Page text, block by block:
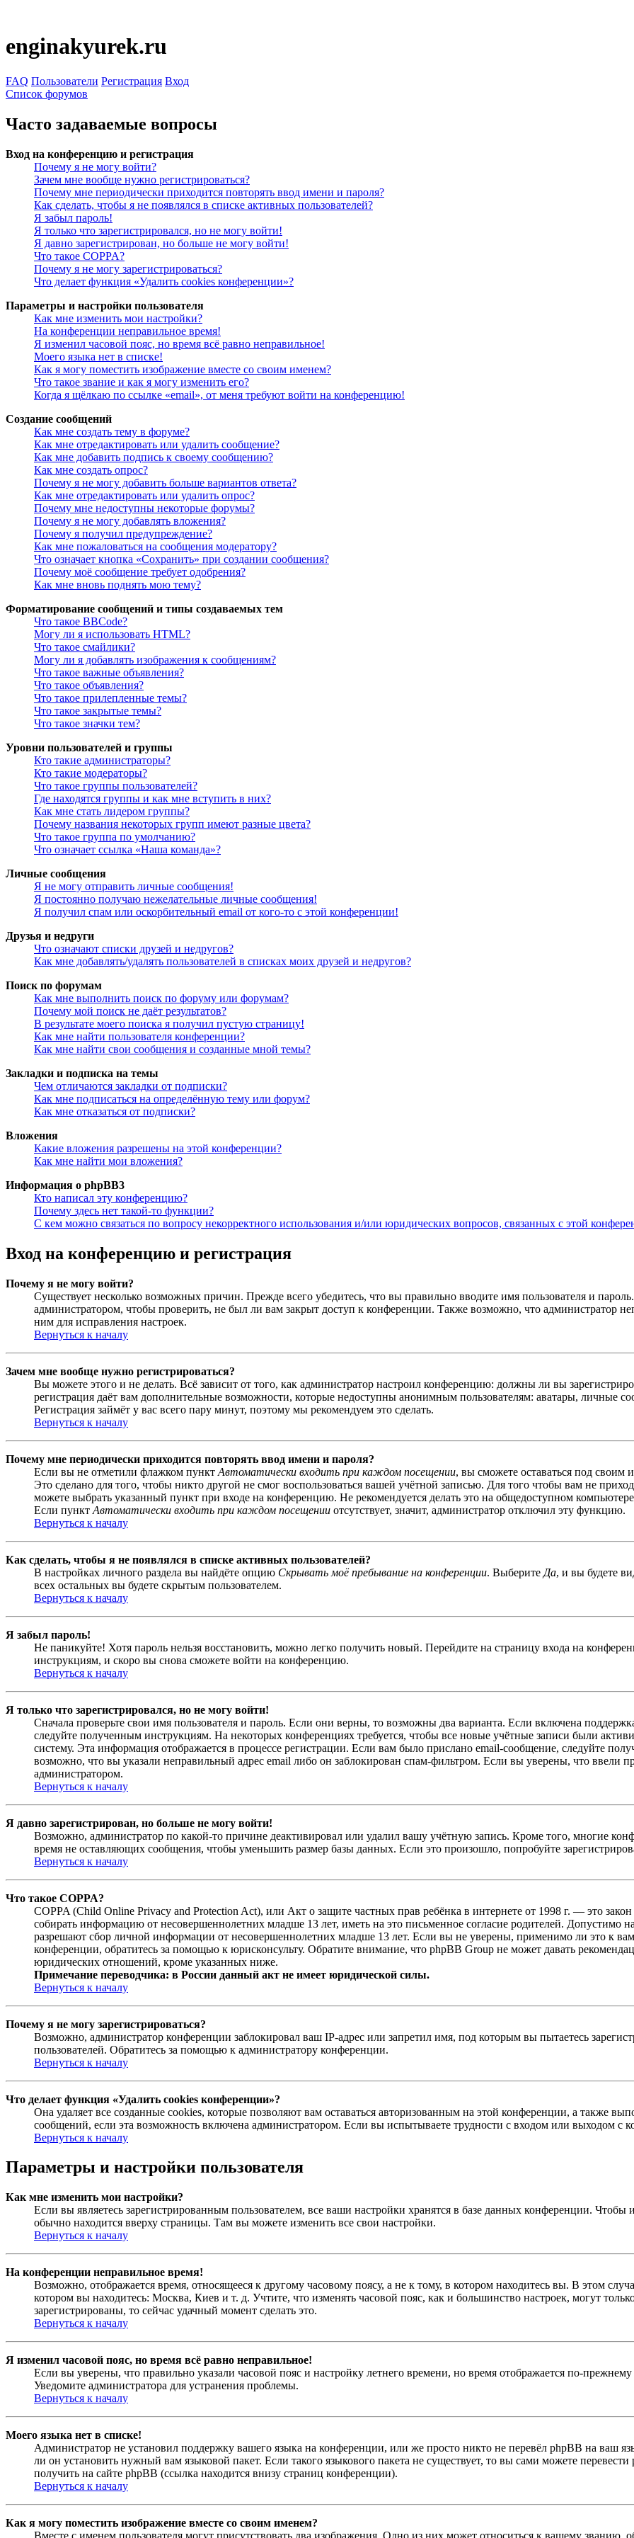
enginakyurek.ru
FAQ Пользователи Регистрация Вход
Список форумов
Часто задаваемые вопросы
Вход на конференцию и регистрация
Почему я не могу войти?
Зачем мне вообще нужно регистрироваться?
Почему мне периодически приходится повторять ввод имени и пароля?
Как сделать, чтобы я не появлялся в списке активных пользователей?
Я забыл пароль!
Я только что зарегистрировался, но не могу войти!
Я давно зарегистрирован, но больше не могу войти!
Что такое COPPA?
Почему я не могу зарегистрироваться?
Что делает функция «Удалить cookies конференции»?
Параметры и настройки пользователя
Как мне изменить мои настройки?
На конференции неправильное время!
Я изменил часовой пояс, но время всё равно неправильное!
Моего языка нет в списке!
Как я могу поместить изображение вместе со своим именем?
Что такое звание и как я могу изменить его?
Когда я щёлкаю по ссылке «email», от меня требуют войти на конференцию!
Создание сообщений
Как мне создать тему в форуме?
Как мне отредактировать или удалить сообщение?
Как мне добавить подпись к своему сообщению?
Как мне создать опрос?
Почему я не могу добавить больше вариантов ответа?
Как мне отредактировать или удалить опрос?
Почему мне недоступны некоторые форумы?
Почему я не могу добавлять вложения?
Почему я получил предупреждение?
Как мне пожаловаться на сообщения модератору?
Что означает кнопка «Сохранить» при создании сообщения?
Почему моё сообщение требует одобрения?
Как мне вновь поднять мою тему?
Форматирование сообщений и типы создаваемых тем
Что такое BBCode?
Могу ли я использовать HTML?
Что такое смайлики?
Могу ли я добавлять изображения к сообщениям?
Что такое важные объявления?
Что такое объявления?
Что такое прилепленные темы?
Что такое закрытые темы?
Что такое значки тем?
Уровни пользователей и группы
Кто такие администраторы?
Кто такие модераторы?
Что такое группы пользователей?
Где находятся группы и как мне вступить в них?
Как мне стать лидером группы?
Почему названия некоторых групп имеют разные цвета?
Что такое группа по умолчанию?
Что означает ссылка «Наша команда»?
Личные сообщения
Я не могу отправить личные сообщения!
Я постоянно получаю нежелательные личные сообщения!
Я получил спам или оскорбительный email от кого-то с этой конференции!
Друзья и недруги
Что означают списки друзей и недругов?
Как мне добавлять/удалять пользователей в списках моих друзей и недругов?
Поиск по форумам
Как мне выполнить поиск по форуму или форумам?
Почему мой поиск не даёт результатов?
В результате моего поиска я получил пустую страницу!
Как мне найти пользователя конференции?
Как мне найти свои сообщения и созданные мной темы?
Закладки и подписка на темы
Чем отличаются закладки от подписки?
Как мне подписаться на определённую тему или форум?
Как мне отказаться от подписки?
Вложения
Какие вложения разрешены на этой конференции?
Как мне найти мои вложения?
Информация о phpBB3
Кто написал эту конференцию?
Почему здесь нет такой-то функции?
С кем можно связаться по вопросу некорректного использования и/или юридических вопросов, связанных с этой
Вход на конференцию и регистрация
Почему я не могу войти?
Существует несколько возможных причин. Прежде всего убедитесь, что вы правильно вводите имя пользователя и
администратором, чтобы проверить, не был ли вам закрыт доступ к конференции. Также возможно, что администратор
ним для исправления настроек.
Вернуться к началу
Зачем мне вообще нужно регистрироваться?
Вы можете этого и не делать. Всё зависит от того, как администратор настроил конференцию: должны ли вы
регистрация даёт вам дополнительные возможности, которые недоступны анонимным пользователям: аватары, личные
Регистрация займёт у вас всего пару минут, поэтому мы рекомендуем это сделать.
Вернуться к началу
Почему мне периодически приходится повторять ввод имени и пароля?
Если вы не отметили флажком пункт Автоматически входить при каждом посещении, вы сможете оставаться под своим
Это сделано для того, чтобы никто другой не смог воспользоваться вашей учётной записью. Для того чтобы вам не
можете выбрать указанный пункт при входе на конференцию. Не рекомендуется делать это на общедоступном
Если пункт Автоматически входить при каждом посещении отсутствует, значит, администратор отключил эту функцию.
Вернуться к началу
Как сделать, чтобы я не появлялся в списке активных пользователей?
В настройках личного раздела вы найдёте опцию Скрывать моё пребывание на конференции. Выберите Да, и вы будете
всех остальных вы будете скрытым пользователем.
Вернуться к началу
Я забыл пароль!
Не паникуйте! Хотя пароль нельзя восстановить, можно легко получить новый. Перейдите на страницу входа на
инструкциям, и скоро вы снова сможете войти на конференцию.
Вернуться к началу
Я только что зарегистрировался, но не могу войти!
Сначала проверьте свои имя пользователя и пароль. Если они верны, то возможны два варианта. Если включена
следуйте полученным инструкциям. На некоторых конференциях требуется, чтобы все новые учётные записи были
систему. Эта информация отображается в процессе регистрации. Если вам было прислано email-сообщение, следуйте
возможно, что вы указали неправильный адрес email либо он заблокирован спам-фильтром. Если вы уверены, что ввели
администратором.
Вернуться к началу
Я давно зарегистрирован, но больше не могу войти!
Возможно, администратор по какой-то причине деактивировал или удалил вашу учётную запись. Кроме того, многие
время не оставляющих сообщения, чтобы уменьшить размер базы данных. Если это произошло, попробуйте
Вернуться к началу
Что такое COPPA?
COPPA (Child Online Privacy and Protection Act), или Акт о защите частных прав ребёнка в интернете от 1998 г. — это
собирать информацию от несовершеннолетних младше 13 лет, иметь на это письменное согласие родителей. Допустимо
разрешают сбор личной информации от несовершеннолетних младше 13 лет. Если вы не уверены, применимо ли это к
конференции, обратитесь за помощью к юрисконсульту. Обратите внимание, что phpBB Group не может давать
юридических отношений, кроме указанных ниже.
Примечание переводчика: в России данный акт не имеет юридической силы.
Вернуться к началу
Почему я не могу зарегистрироваться?
Возможно, администратор конференции заблокировал ваш IP-адрес или запретил имя, под которым вы пытаетесь
пользователей. Обратитесь за помощью к администратору конференции.
Вернуться к началу
Что делает функция «Удалить cookies конференции»?
Она удаляет все созданные cookies, которые позволяют вам оставаться авторизованным на этой конференции, а также
сообщений, если эта возможность включена администратором. Если вы испытываете трудности с входом или выходом с
Вернуться к началу
Параметры и настройки пользователя
Как мне изменить мои настройки?
Если вы являетесь зарегистрированным пользователем, все ваши настройки хранятся в базе данных конференции. Чтобы
обычно находится вверху страницы. Там вы можете изменить все свои настройки.
Вернуться к началу
На конференции неправильное время!
Возможно, отображается время, относящееся к другому часовому поясу, а не к тому, в котором находитесь вы. В этом
котором вы находитесь: Москва, Киев и т. д. Учтите, что изменять часовой пояс, как и большинство настроек, могут
зарегистрированы, то сейчас удачный момент сделать это.
Вернуться к началу
Я изменил часовой пояс, но время всё равно неправильное!
Если вы уверены, что правильно указали часовой пояс и настройку летнего времени, но время отображается по-
Уведомите администратора для устранения проблемы.
Вернуться к началу
Моего языка нет в списке!
Администратор не установил поддержку вашего языка на конференции, или же просто никто не перевёл phpBB на ваш
ли он установить нужный вам языковой пакет. Если такого языкового пакета не существует, то вы сами можете
получить на сайте phpBB (ссылка находится внизу страниц конференции).
Вернуться к началу
Как я могу поместить изображение вместе со своим именем?